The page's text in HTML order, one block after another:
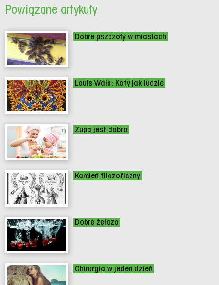
Powiązane artykuły
Dobre pszczoły w miastach
Louis Wain: Koty jak ludzie
Zupa jest dobra
Kamień filozoficzny
Dobre żelazo
Chirurgia w jeden dzień